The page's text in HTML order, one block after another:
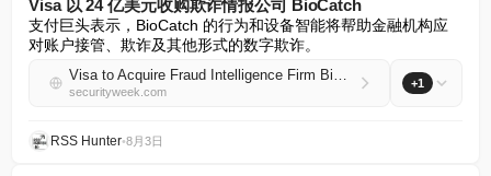
Visa 以 24 亿美元收购欺诈情报公司 BioCatch
支付巨头表示，BioCatch 的行为和设备智能将帮助金融机构应
对账户接管、欺诈及其他形式的数字欺诈。
Visa to Acquire Fraud Intelligence Firm BioCatch for $2.4 Billion
securityweek.com
+1
RSS Hunter•8月3日